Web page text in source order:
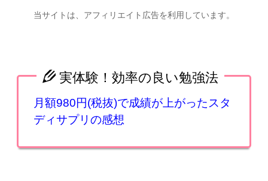
当サイトは、アフィリエイト広告を利用しています。
実体験！効率の良い勉強法
月額980円(税抜)で成績が上がったスタ
ディサプリの感想